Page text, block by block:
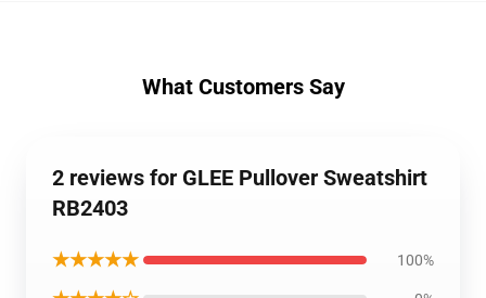
What Customers Say
2 reviews for GLEE Pullover Sweatshirt
RB2403
★★★★★ 100%